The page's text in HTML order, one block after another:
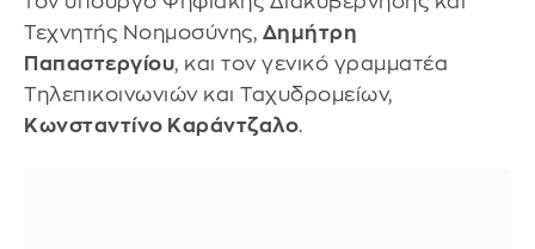
Τεχνητής Νοημοσύνης, Δημήτρη
Παπαστεργίου, και τον γενικό γραμματέα
Τηλεπικοινωνιών και Ταχυδρομείων,
Κωνσταντίνο Καράντζαλο.